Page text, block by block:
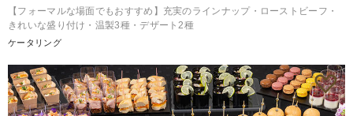
【フォーマルな場面でもおすすめ】充実のラインナップ・ローストビーフ・
きれいな盛り付け・温製3種・デザート2種
ケータリング